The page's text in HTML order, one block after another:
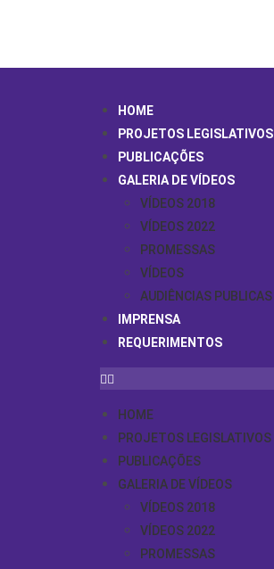
HOME
PROJETOS LEGISLATIVOS
PUBLICAÇÕES
GALERIA DE VÍDEOS
VÍDEOS 2018
VÍDEOS 2022
PROMESSAS
VÍDEOS
AUDIÊNCIAS PUBLICAS
IMPRENSA
REQUERIMENTOS
HOME
PROJETOS LEGISLATIVOS
PUBLICAÇÕES
GALERIA DE VÍDEOS
VÍDEOS 2018
VÍDEOS 2022
PROMESSAS